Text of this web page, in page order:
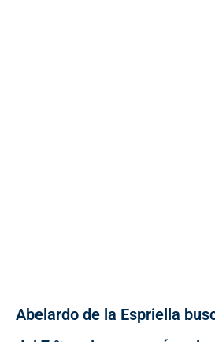
Abelardo de la Espriella